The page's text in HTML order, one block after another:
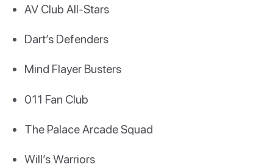
AV Club All-Stars
Dart’s Defenders
Mind Flayer Busters
011 Fan Club
The Palace Arcade Squad
Will’s Warriors